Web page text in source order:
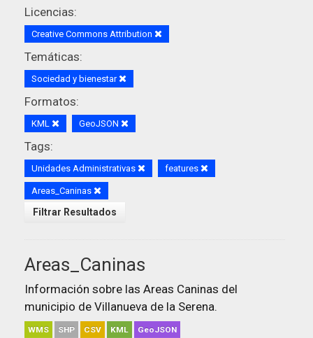
Licencias:
Creative Commons Attribution
Temáticas:
Sociedad y bienestar
Formatos:
KML GeoJSON
Tags:
Unidades Administrativas features
Areas_Caninas
Filtrar Resultados
Areas_Caninas
Información sobre las Areas Caninas del
municipio de Villanueva de la Serena.
WMS SHP CSV KML GeoJSON